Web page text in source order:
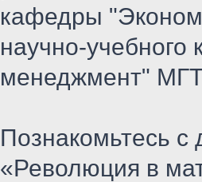
кафедры
научно-
менеджмент"
Познакомьтесь
«Революция в